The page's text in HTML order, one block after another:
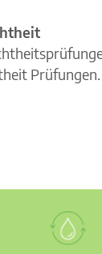
Prüfungen.